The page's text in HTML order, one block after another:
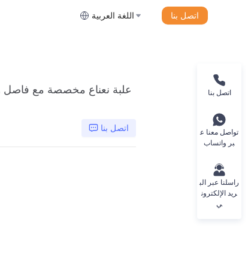
اللغة العربية اتصل بنا
اتصل بنا
اتصل بنا
تواصل معنا ع
بر واتساب
راسلنا عبر الب
ريد الإلكترون
ي